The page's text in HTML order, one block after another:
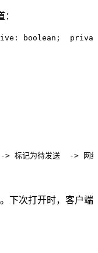
: boolean ;
> 标记为待发送
-> 网络
下次打开时，客户端